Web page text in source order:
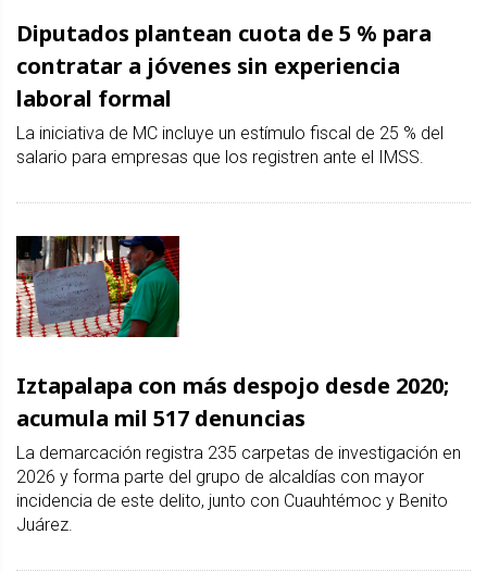
Diputados plantean cuota de 5 % para
contratar a jóvenes sin experiencia
laboral formal
La iniciativa de MC incluye un estímulo fiscal de 25 % del
salario para empresas que los registren ante el IMSS.
Iztapalapa con más despojo desde 2020;
acumula mil 517 denuncias
La demarcación registra 235 carpetas de investigación en
2026 y forma parte del grupo de alcaldías con mayor
incidencia de este delito, junto con Cuauhtémoc y Benito
Juárez.